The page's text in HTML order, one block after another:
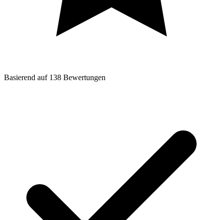
Basierend auf 138 Bewertungen